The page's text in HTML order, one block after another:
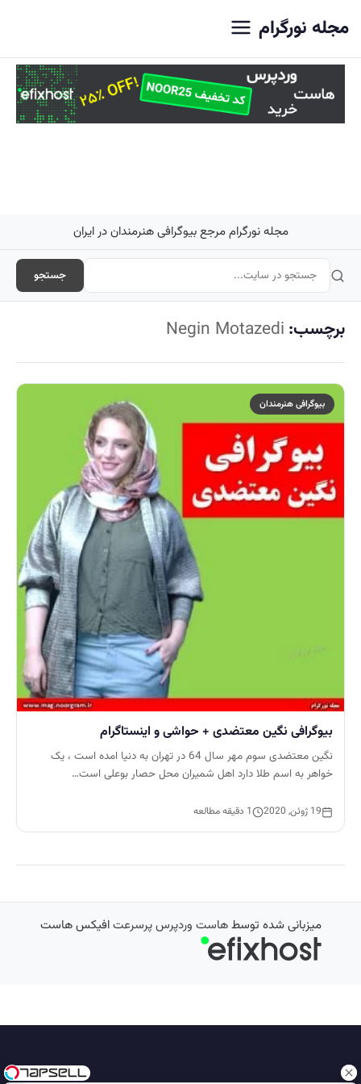
مجله نورگرام
مجله نورگرام مرجع بیوگرافی هنرمندان در ایران
جستجو
برچسب: Negin Motazedi
بیوگرافی هنرمندان
بیوگرافی نگین معتضدی + حواشی و اینستاگرام
نگین معتضدی سوم مهر سال 64 در تهران به دنیا امده است ، یک
خواهر به اسم طلا دارد اهل شمیران محل حصار بوعلی است…
19 ژوئن, 2020 1 دقیقه مطالعه
میزبانی شده توسطهاست وردپرس پرسرعتافیکس هاست